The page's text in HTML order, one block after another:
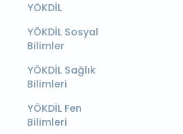
YÖKDİL
YÖKDİL Sosyal
Bilimler
YÖKDİL Sağlık
Bilimleri
YÖKDİL Fen
Bilimleri